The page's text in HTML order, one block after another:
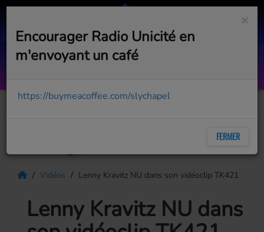
Into You
Vidéos Lenny Kravitz NU dans son vidéoclip TK421
Lenny Kravitz NU dans
×
Encourager Radio Unicité en
m'envoyant un café
https://buymeacoffee.com/slychapel
FERMER